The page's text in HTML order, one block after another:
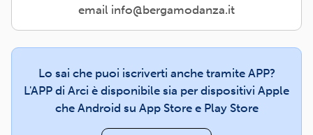
email info@bergamodanza.it
Lo sai che puoi iscriverti anche tramite APP?
L'APP di Arci è disponibile sia per dispositivi Apple
che Android su App Store e Play Store